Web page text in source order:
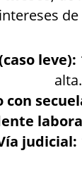
leve):
alta.
con
judicial: